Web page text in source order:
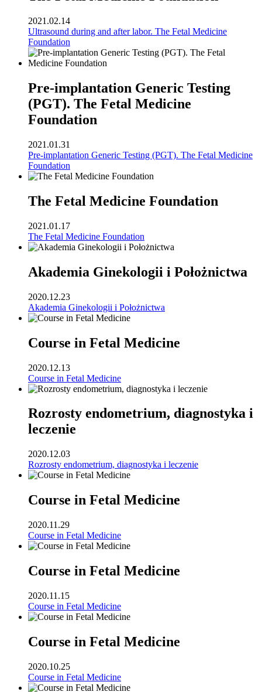
2021.02.14
Ultrasound during and after labor. The Fetal Medicine
Foundation
Pre-implantation Generic Testing
(PGT). The Fetal Medicine
Foundation
2021.01.31
Pre-implantation Generic Testing (PGT). The Fetal Medicine
Foundation
The Fetal Medicine Foundation
2021.01.17
The Fetal Medicine Foundation
Akademia Ginekologii i Położnictwa
2020.12.23
Akademia Ginekologii i Położnictwa
Course in Fetal Medicine
2020.12.13
Course in Fetal Medicine
Rozrosty endometrium, diagnostyka i
leczenie
2020.12.03
Rozrosty endometrium, diagnostyka i leczenie
Course in Fetal Medicine
2020.11.29
Course in Fetal Medicine
Course in Fetal Medicine
2020.11.15
Course in Fetal Medicine
Course in Fetal Medicine
2020.10.25
Course in Fetal Medicine